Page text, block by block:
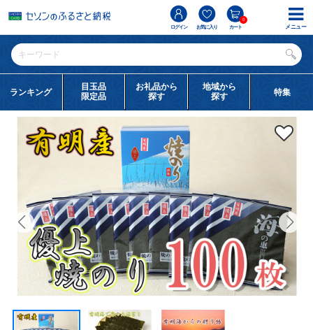
ログイン お気に入り カート
0
ランキング
目玉品
限定品
お礼品から
探す
地域から
探す
特集
メニュー